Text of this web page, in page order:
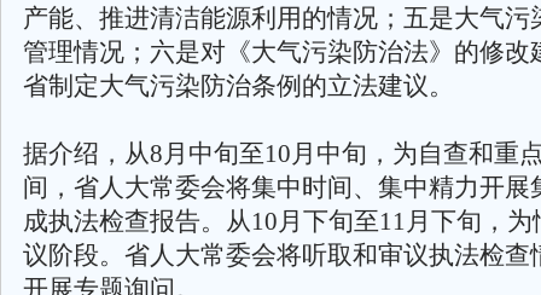
产能、推进清洁能源利用的情况；五是大气污
管理情况；六是对《大气污染防治法》的修改
省制定大气污染防治条例的立法建议。
据介绍，从8月中旬至10月中旬，为自查和重
间，省人大常委会将集中时间、集中精力开展
成执法检查报告。从10月下旬至11月下旬，
议阶段。省人大常委会将听取和审议执法检查
开展专题询问。